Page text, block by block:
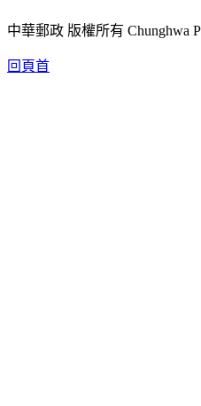
中華郵政 版權所有 Chunghwa
回頁首